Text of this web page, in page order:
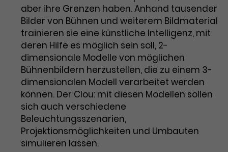
aber ihre Grenzen haben. Anhand tausender
Bilder von Bühnen und weiterem Bildmaterial
trainieren sie eine künstliche Intelligenz, mit
deren Hilfe es möglich sein soll, 2-
dimensionale Modelle von möglichen
Bühnenbildern herzustellen, die zu einem 3-
dimensionalen Modell verarbeitet werden
können. Der Clou: mit diesen Modellen sollen
sich auch verschiedene
Beleuchtungsszenarien,
Projektionsmöglichkeiten und Umbauten
simulieren lassen.